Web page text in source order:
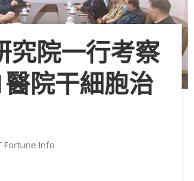
究院一行考察
院干細胞治
Fortune Info